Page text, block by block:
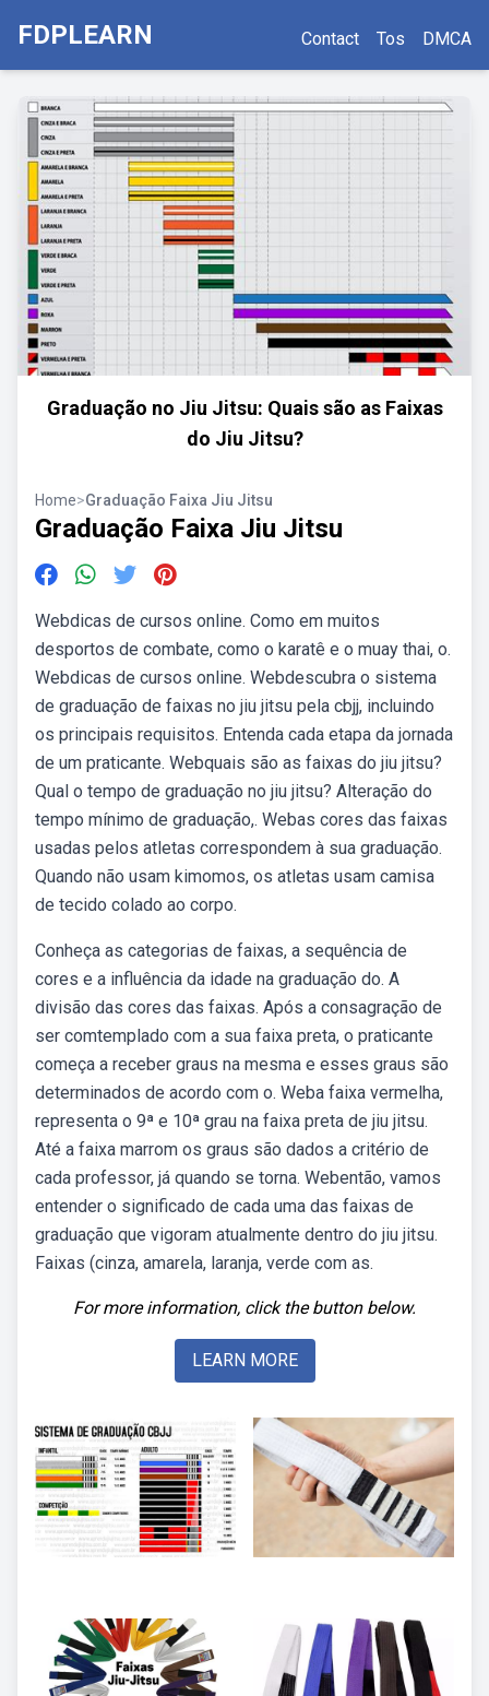
FDPLEARN Contact Tos DMCA
Graduação no Jiu Jitsu: Quais são as Faixas
do Jiu Jitsu?
Home>Graduação Faixa Jiu Jitsu
Graduação Faixa Jiu Jitsu
Webdicas de cursos online. Como em muitos
desportos de combate, como o karatê e o muay thai, o.
Webdicas de cursos online. Webdescubra o sistema
de graduação de faixas no jiu jitsu pela cbjj, incluindo
os principais requisitos. Entenda cada etapa da jornada
de um praticante. Webquais são as faixas do jiu jitsu?
Qual o tempo de graduação no jiu jitsu? Alteração do
tempo mínimo de graduação,. Webas cores das faixas
usadas pelos atletas correspondem à sua graduação.
Quando não usam kimomos, os atletas usam camisa
de tecido colado ao corpo.
Conheça as categorias de faixas, a sequência de
cores e a influência da idade na graduação do. A
divisão das cores das faixas. Após a consagração de
ser comtemplado com a sua faixa preta, o praticante
começa a receber graus na mesma e esses graus são
determinados de acordo com o. Weba faixa vermelha,
representa o 9ª e 10ª grau na faixa preta de jiu jitsu.
Até a faixa marrom os graus são dados a critério de
cada professor, já quando se torna. Webentão, vamos
entender o significado de cada uma das faixas de
graduação que vigoram atualmente dentro do jiu jitsu.
Faixas (cinza, amarela, laranja, verde com as.
For more information, click the button below.
LEARN MORE